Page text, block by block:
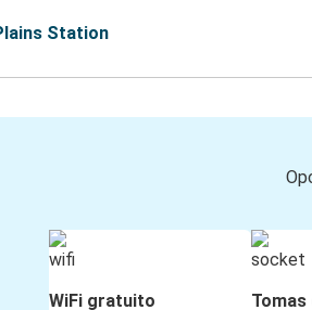
Station
WiFi gratuito